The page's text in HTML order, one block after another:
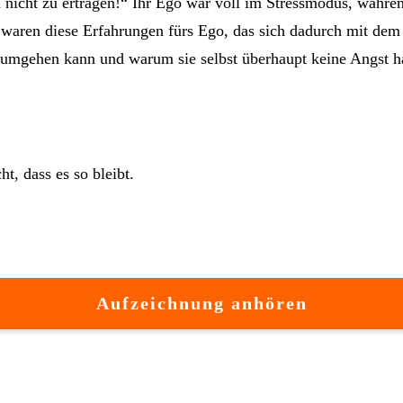
diese Erfahrungen fürs Ego, das sich dadurch mit
kann und warum sie selbst überhaupt keine Angst
dass es so bleibt.
Aufzeichnung anhören